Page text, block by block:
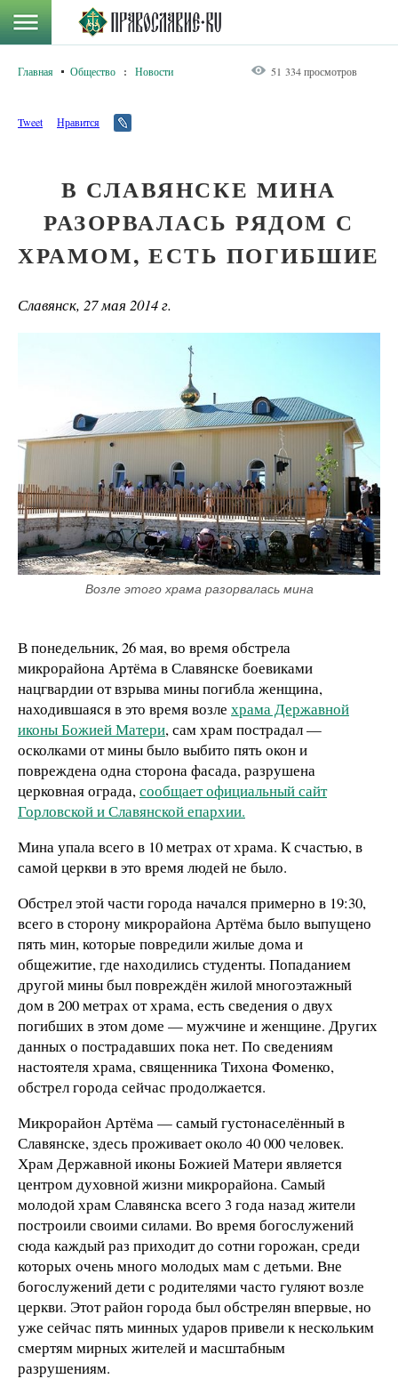
Главная Общество : Новости 51 334 просмотров
Tweet Нравится
В СЛАВЯНСКЕ МИНА
РАЗОРВАЛАСЬ РЯДОМ С
ХРАМОМ, ЕСТЬ ПОГИБШИЕ
Славянск, 27 мая 2014 г.
Возле этого храма разорвалась мина
В понедельник, 26 мая, во время обстрела
микрорайона Артёма в Славянске боевиками
нацгвардии от взрыва мины погибла женщина,
находившаяся в это время возле храма Державной
иконы Божией Матери, сам храм пострадал —
осколками от мины было выбито пять окон и
повреждена одна сторона фасада, разрушена
церковная ограда,сообщает официальный сайт
Горловской и Славянской епархии.
Мина упала всего в 10 метрах от храма. К счастью, в
самой церкви в это время людей не было.
Обстрел этой части города начался примерно в 19:30,
всего в сторону микрорайона Артёма было выпущено
пять мин, которые повредили жилые дома и
общежитие, где находились студенты. Попаданием
другой мины был повреждён жилой многоэтажный
дом в 200 метрах от храма, есть сведения о двух
погибших в этом доме — мужчине и женщине. Других
данных о пострадавших пока нет. По сведениям
настоятеля храма, священника Тихона Фоменко,
обстрел города сейчас продолжается.
Микрорайон Артёма — самый густонаселённый в
Славянске, здесь проживает около 40 000 человек.
Храм Державной иконы Божией Матери является
центром духовной жизни микрорайона. Самый
молодой храм Славянска всего 3 года назад жители
построили своими силами. Во время богослужений
сюда каждый раз приходит до сотни горожан, среди
которых очень много молодых мам с детьми. Вне
богослужений дети с родителями часто гуляют возле
церкви. Этот район города был обстрелян впервые, но
уже сейчас пять минных ударов привели к нескольким
смертям мирных жителей и масштабным
разрушениям.